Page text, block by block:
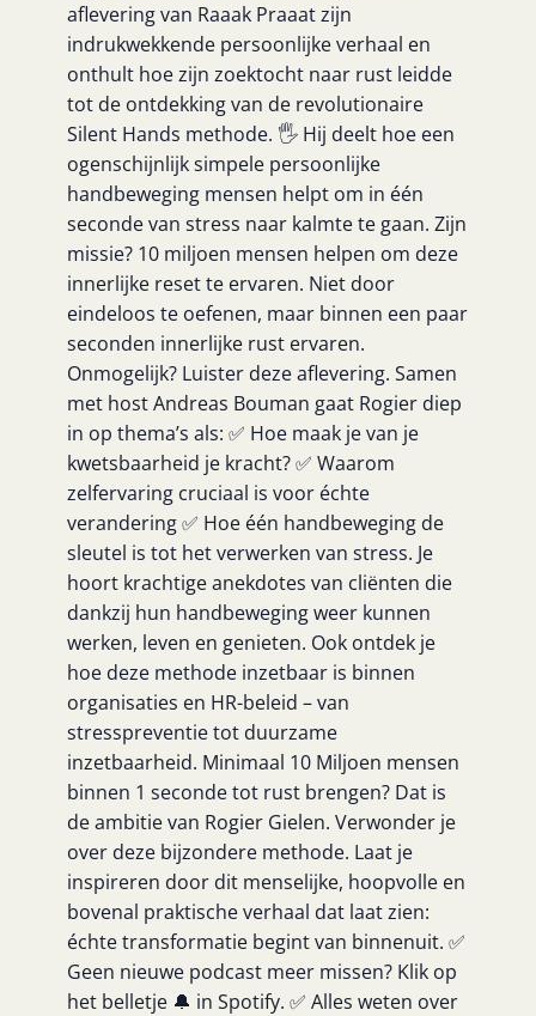
aflevering van Raaak Praaat zijn
indrukwekkende persoonlijke verhaal en
onthult hoe zijn zoektocht naar rust leidde
tot de ontdekking van de revolutionaire
Silent Hands methode. 🖐 Hij deelt hoe een
ogenschijnlijk simpele persoonlijke
handbeweging mensen helpt om in één
seconde van stress naar kalmte te gaan. Zijn
missie? 10 miljoen mensen helpen om deze
innerlijke reset te ervaren. Niet door
eindeloos te oefenen, maar binnen een paar
seconden innerlijke rust ervaren.
Onmogelijk? Luister deze aflevering. Samen
met host Andreas Bouman gaat Rogier diep
in op thema’s als: ✅ Hoe maak je van je
kwetsbaarheid je kracht? ✅ Waarom
zelfervaring cruciaal is voor échte
verandering ✅ Hoe één handbeweging de
sleutel is tot het verwerken van stress. Je
hoort krachtige anekdotes van cliënten die
dankzij hun handbeweging weer kunnen
werken, leven en genieten. Ook ontdek je
hoe deze methode inzetbaar is binnen
organisaties en HR-beleid – van
stresspreventie tot duurzame
inzetbaarheid. Minimaal 10 Miljoen mensen
binnen 1 seconde tot rust brengen? Dat is
de ambitie van Rogier Gielen. Verwonder je
over deze bijzondere methode. Laat je
inspireren door dit menselijke, hoopvolle en
bovenal praktische verhaal dat laat zien:
échte transformatie begint van binnenuit. ✅
Geen nieuwe podcast meer missen? Klik op
het belletje 🔔 in Spotify. ✅ Alles weten over